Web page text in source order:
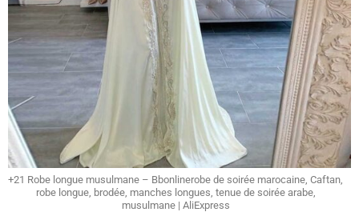
+21 Robe longue musulmane – Bbonlinerobe de soirée marocaine, Caftan,
robe longue, brodée, manches longues, tenue de soirée arabe,
musulmane | AliExpress